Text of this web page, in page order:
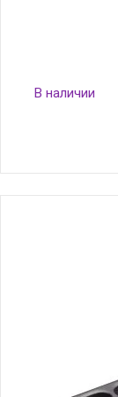
Форма
В наличии